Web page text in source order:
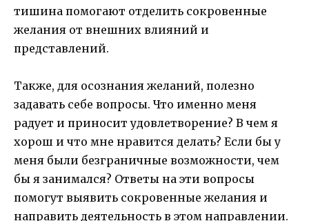
тишина помогают отделить сокровенные
желания от внешних влияний и
представлений.
Также, для осознания желаний, полезно
задавать себе вопросы. Что именно меня
радует и приносит удовлетворение? В чем я
хорош и что мне нравится делать? Если бы у
меня были безграничные возможности, чем
бы я занимался? Ответы на эти вопросы
помогут выявить сокровенные желания и
направить деятельность в этом направлении.